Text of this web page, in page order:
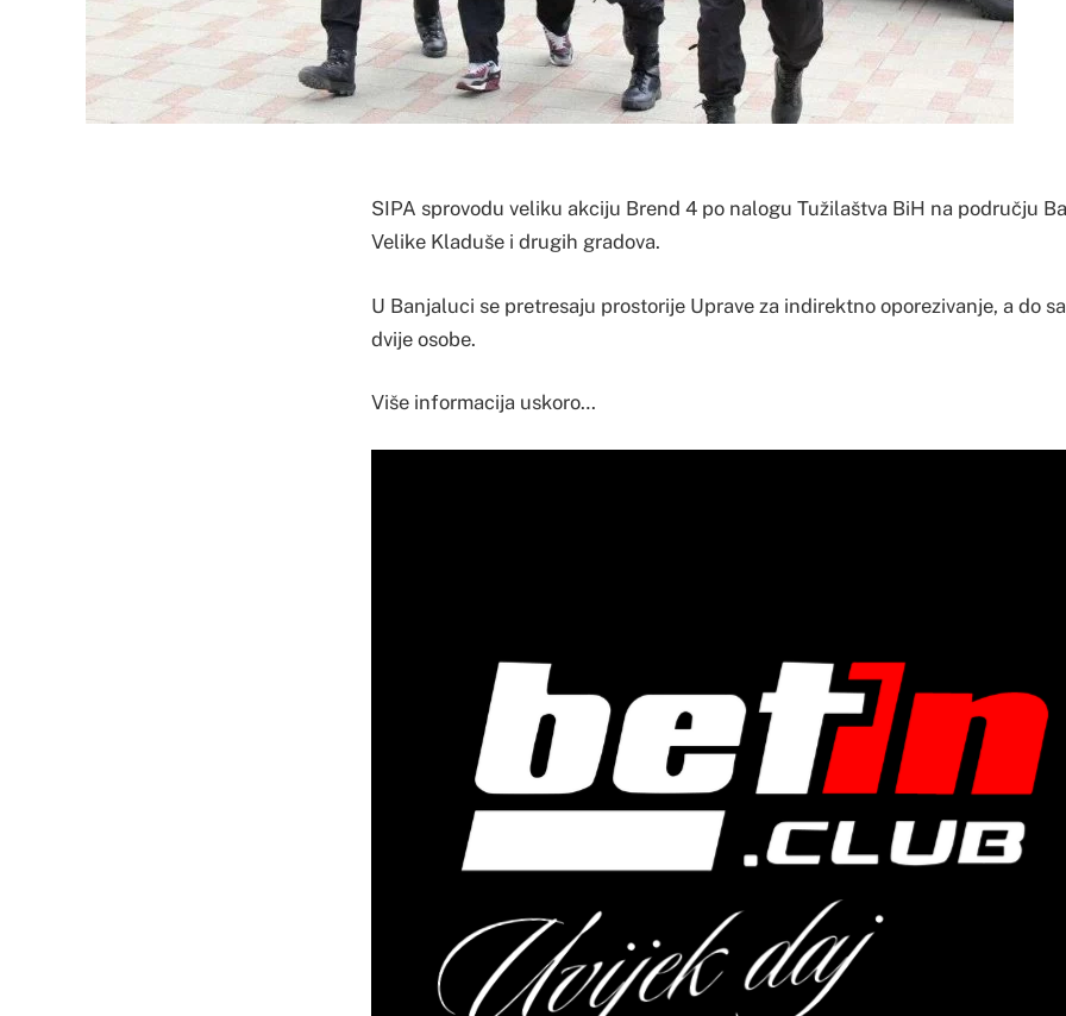
SIPA sprovodu veliku akciju Brend 4 po nalogu Tužilaštva BiH na području
Velike Kladuše i drugih gradova.
U Banjaluci se pretresaju prostorije Uprave za indirektno oporezivanje, a do
dvije osobe.
Više informacija uskoro…